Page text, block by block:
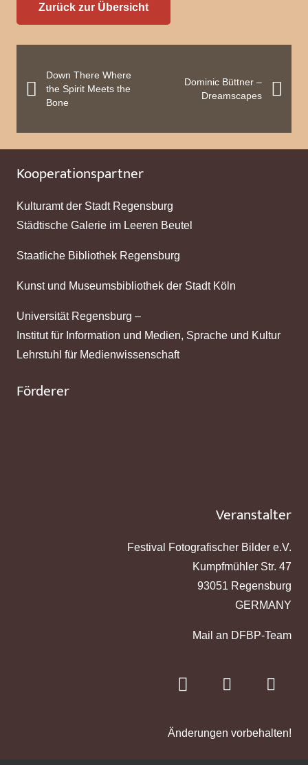
Zurück zur Übersicht
Down There Where
the Spirit Meets the
Bone
Dominic Büttner –
Dreamscapes
Kooperationspartner
Kulturamt der Stadt Regensburg
Städtische Galerie im Leeren Beutel
Staatliche Bibliothek Regensburg
Kunst und Museumsbibliothek der Stadt Köln
Universität Regensburg –
Institut für Information und Medien, Sprache und Kultur
Lehrstuhl für Medienwissenschaft
Förderer
Veranstalter
Festival Fotografischer Bilder e.V.
Kumpfmühler Str. 47
93051 Regensburg
GERMANY
Mail an DFBP-Team
Änderungen vorbehalten!